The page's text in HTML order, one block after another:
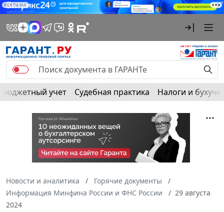
РЕКЛАМА
Бюджетный учет Судебная практика Налоги и
Новости и аналитика
Горячие документы
Информация Минфина России и ФНС России
29 августа
2024